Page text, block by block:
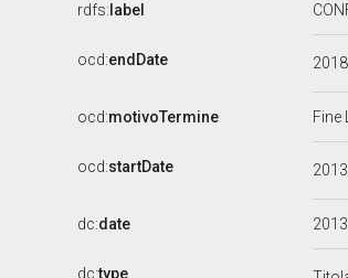
rdfs: label
ocd:endDate
ocd:motivoTermine Fine
ocd:startDate
dc:date
dc:type